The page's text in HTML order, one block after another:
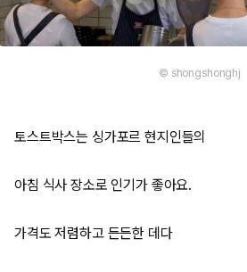
© shongshonghj
토스트박스는 싱가포르 현지인들의
아침 식사 장소로 인기가 좋아요.
가격도 저렴하고 든든한 데다